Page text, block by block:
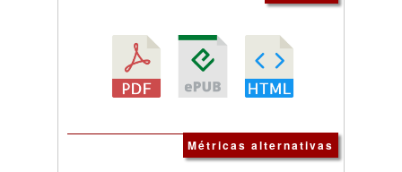
Métricas alternativas